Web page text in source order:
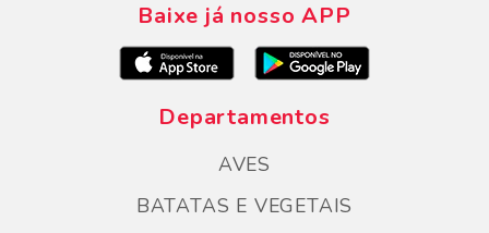
Baixe já nosso APP
Departamentos
AVES
BATATAS E VEGETAIS